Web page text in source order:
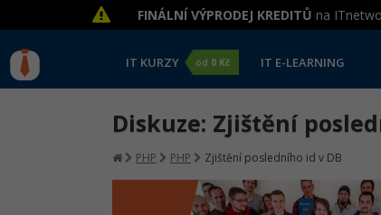
FINÁLNÍ VÝPRODEJ KREDITŮ na
IT KURZY od 0 Kč IT E-LEARNING
Diskuze: Zjištění
PHP PHP Zjištění posledního id v DB